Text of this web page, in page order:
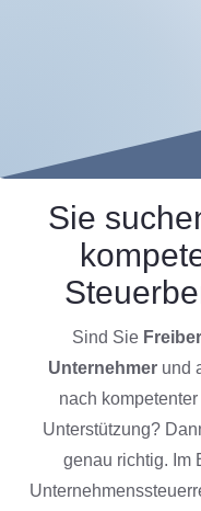
Sie
Sind Sie
Unternehmer und
nach
Unterstützung?
genau richtig. Im